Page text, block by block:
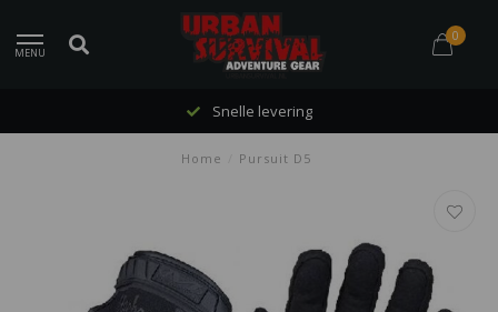
MENU
0
Snelle levering
Home Pursuit D5